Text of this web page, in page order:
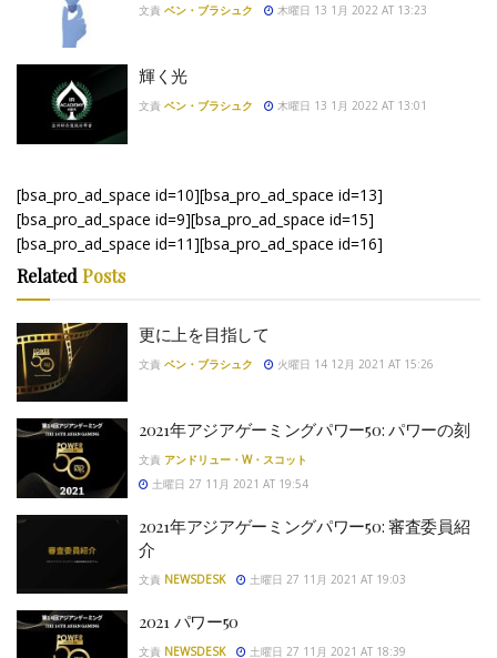
文責 ベン・ブラシュク 木曜日 13 1月 2022 AT 13:23
輝く光
文責 ベン・ブラシュク 木曜日 13 1月 2022 AT 13:01
[bsa_pro_ad_space id=10][bsa_pro_ad_space id=13]
[bsa_pro_ad_space id=9][bsa_pro_ad_space id=15]
[bsa_pro_ad_space id=11][bsa_pro_ad_space id=16]
Related Posts
更に上を目指して
文責 ベン・ブラシュク 火曜日 14 12月 2021 AT 15:26
2021年アジアゲーミングパワー50: パワーの刻
文責 アンドリュー・W・スコット
土曜日 27 11月 2021 AT 19:54
2021年アジアゲーミングパワー50: 審査委員紹
介
文責 NEWSDESK 土曜日 27 11月 2021 AT 19:03
2021 パワー50
文責 NEWSDESK 土曜日 27 11月 2021 AT 18:39